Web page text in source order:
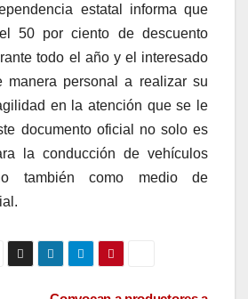
estatal informa que
50 por ciento de descuento
todo el año y el interesado
manera personal a realizar su
en la atención que se le
documento oficial no solo es
la conducción de vehículos
también como medio de